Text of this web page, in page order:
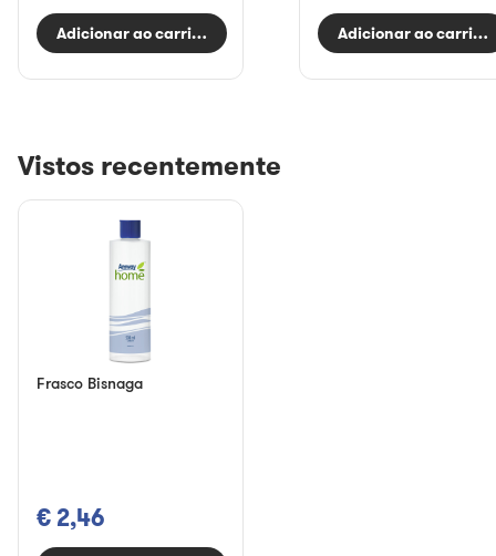
Adicionar ao carrinho Adicionar ao
Vistos recentemente
Frasco Bisnaga
€ 2,46